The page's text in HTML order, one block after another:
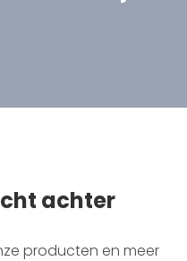
achter
producten en meer